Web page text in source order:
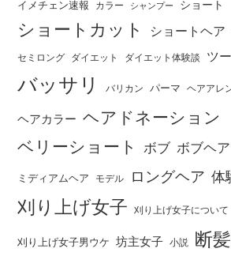
イメチェン速報 カラー シャンプー ショート
ショートカット ショートヘア
セミロング ダイエット ダイエット体験談 ツ
バッサリ バリカン パーマ ヘアアレ
ヘアカラー ヘアドネーション
ベリーショート
ボブ ボブヘア
ミディアムヘア モデル ロングヘア 体
刈り上げ女子 刈り上げ女子について
刈り上げ女子男ウケ 坊主女子 小説 断髪